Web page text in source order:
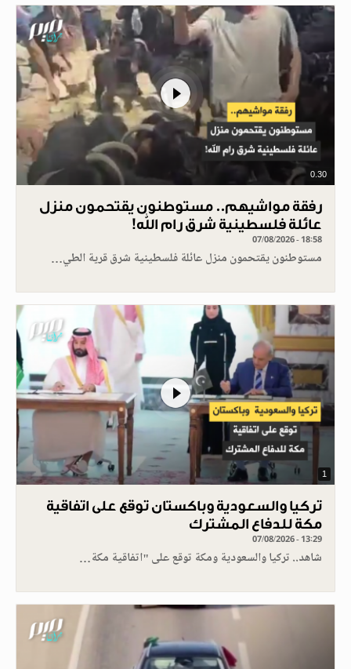
0.30
رفقة مواشيهم.. مستوطنون يقتحمون منزل
عائلة فلسطينية شرق رام الله!
07/08/2026 - 18:58
مستوطنون يقتحمون منزل عائلة فلسطينية شرق قرية الطي…
1
تركيا والسعودية وباكستان توقع على اتفاقية
مكة للدفاع المشترك
07/08/2026 - 13:29
شاهد.. تركيا والسعودية ومكة توقع على "اتفاقية مكة…